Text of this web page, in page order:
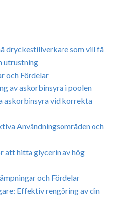
dryckestillverkare som vill få
utrustning
och Fördelar
av askorbinsyra i poolen
askorbinsyra vid korrekta
Användningsområden och
att hitta glycerin av hög
och Fördelar
Effektiv rengöring av din